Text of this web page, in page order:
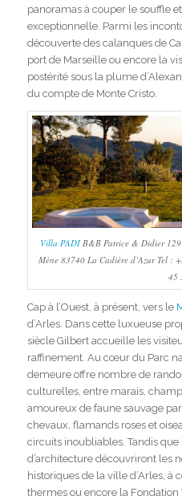
panoramas à couper le souffle
exceptionnelle. Parmi les
découverte des calanques de
port de Marseille ou encore la
postérité sous la plume
du compte de Monte Cristo.
Villa PADI B&B Patrice & Didier
Mène 83740 La Cadière d’Azur Tel
45
Cap à l’Ouest, à présent, vers le
d’Arles. Dans cette luxueuse
siècle Gilbert accueille les
raffinement. Au cœur du Parc
demeure offre nombre de
culturelles, entre marais,
amoureux de faune sauvage
chevaux, flamands roses et
circuits inoubliables. Tandis que
d’architecture découvriront les
historiques de la ville d’Arles, à
thermes ou encore la Fondation